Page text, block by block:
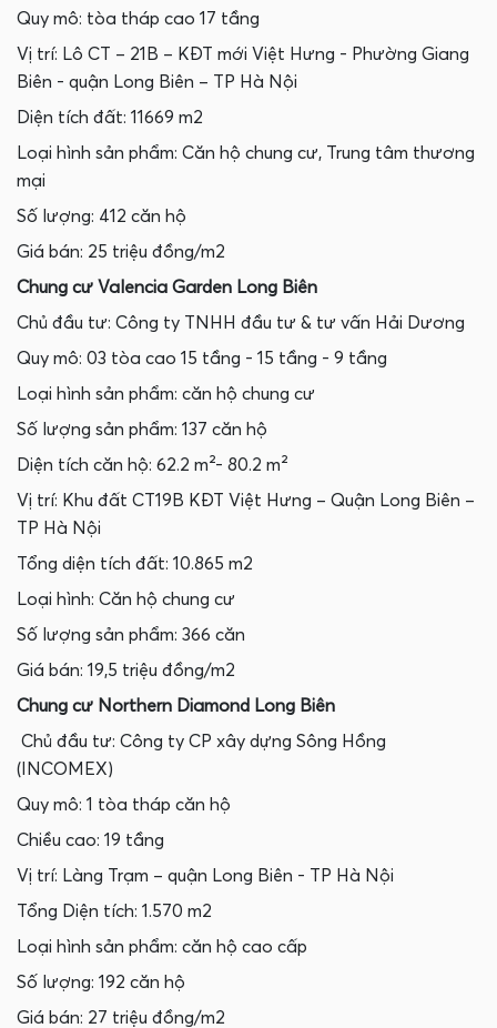
Quy mô: tòa tháp cao 17 tầng
Vị trí: Lô CT – 21B – KĐT mới Việt Hưng - Phường Giang
Biên - quận Long Biên – TP Hà Nội
Diện tích đất: 11669 m2
Loại hình sản phẩm: Căn hộ chung cư, Trung tâm thương
mại
Số lượng: 412 căn hộ
Giá bán: 25 triệu đồng/m2
Chung cư Valencia Garden Long Biên
Chủ đầu tư: Công ty TNHH đầu tư & tư vấn Hải Dương
Quy mô: 03 tòa cao 15 tầng - 15 tầng - 9 tầng
Loại hình sản phẩm: căn hộ chung cư
Số lượng sản phẩm: 137 căn hộ
Diện tích căn hộ: 62.2 m²- 80.2 m²
Vị trí: Khu đất CT19B KĐT Việt Hưng – Quận Long Biên –
TP Hà Nội
Tổng diện tích đất: 10.865 m2
Loại hình: Căn hộ chung cư
Số lượng sản phẩm: 366 căn
Giá bán: 19,5 triệu đồng/m2
Chung cư Northern Diamond Long Biên
Chủ đầu tư: Công ty CP xây dựng Sông Hồng
(INCOMEX)
Quy mô: 1 tòa tháp căn hộ
Chiều cao: 19 tầng
Vị trí: Làng Trạm – quận Long Biên - TP Hà Nội
Tổng Diện tích: 1.570 m2
Loại hình sản phẩm: căn hộ cao cấp
Số lượng: 192 căn hộ
Giá bán: 27 triệu đồng/m2